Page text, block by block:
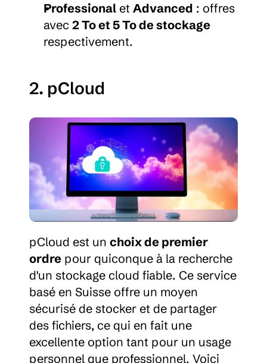
Professional et Advanced : offres
avec 2 To et 5 To de stockage
respectivement.
2. pCloud
pCloud est un choix de premier
ordre pour quiconque à la recherche
d'un stockage cloud fiable. Ce service
basé en Suisse offre un moyen
sécurisé de stocker et de partager
des fichiers, ce qui en fait une
excellente option tant pour un usage
personnel que professionnel. Voici